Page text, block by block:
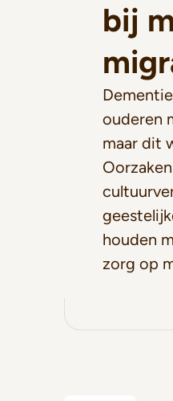
bij
ouderen
maar dit
houden
zorg op